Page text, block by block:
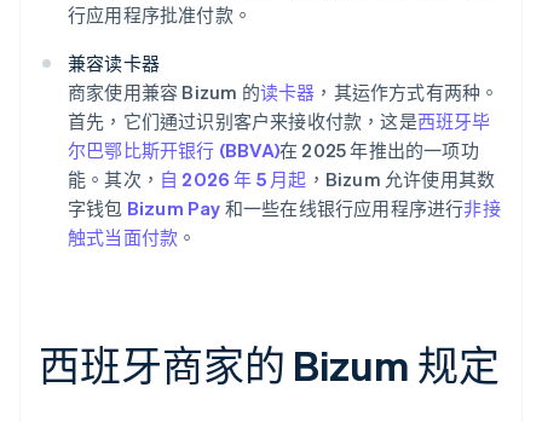
行应用程序批准付款。
兼容读卡器
商家使用兼容 Bizum 的读卡器 ，其运作方式有两种。
首先，它们通过识别客户来接收付款，这是西班牙毕
尔巴鄂比斯开银行 (BBVA)在 2025 年推出的一项功
能。其次， 自 2026 年 5 月起 ，Bizum 允许使用其数
字钱包 Bizum Pay 和一些在线银行应用程序进行非接
触式当面付款 。
西班牙商家的 Bizum 规定